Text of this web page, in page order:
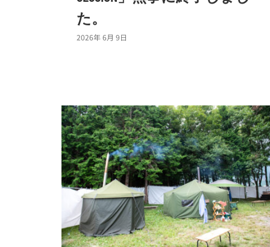
た。
2026年 6月 9日